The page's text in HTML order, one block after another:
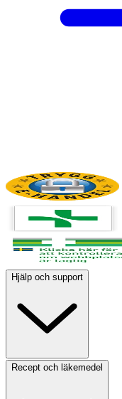
Hjälp och support
Recept och läkemedel